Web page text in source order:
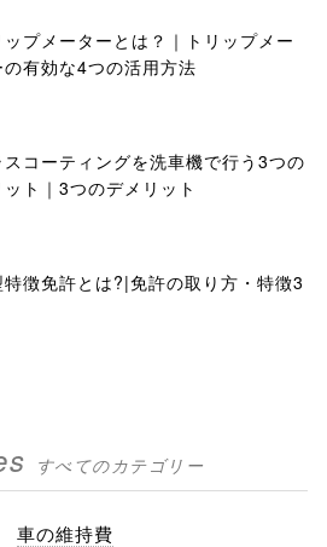
ップメーターとは？｜トリップメー
の有効な4つの活用方法
スコーティングを洗車機で行う3つの
ット｜3つのデメリット
特徴免許とは?|免許の取り方・特徴3
すべてのカテゴリー
車の維持費